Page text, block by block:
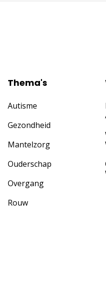
Thema's
Autisme
Gezondheid
Mantelzorg
Ouderschap
Overgang
Rouw